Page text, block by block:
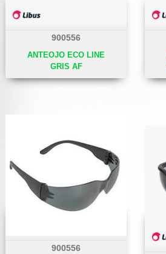
900556
ANTEOJO ECO LINE
GRIS AF
900556